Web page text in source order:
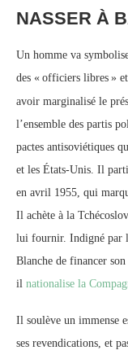
NASSER À
Un homme va
des « officiers libres »
avoir marginalisé le
l’ensemble des partis
pactes antisoviétiques
et les États-Unis. Il
en avril 1955, qui
Il achète à la
lui fournir. Indigné par
Blanche de financer
il nationalise la
Il soulève un immense
ses revendications, et